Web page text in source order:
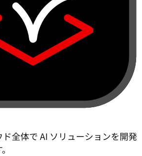
全体で AI ソリューションを開発